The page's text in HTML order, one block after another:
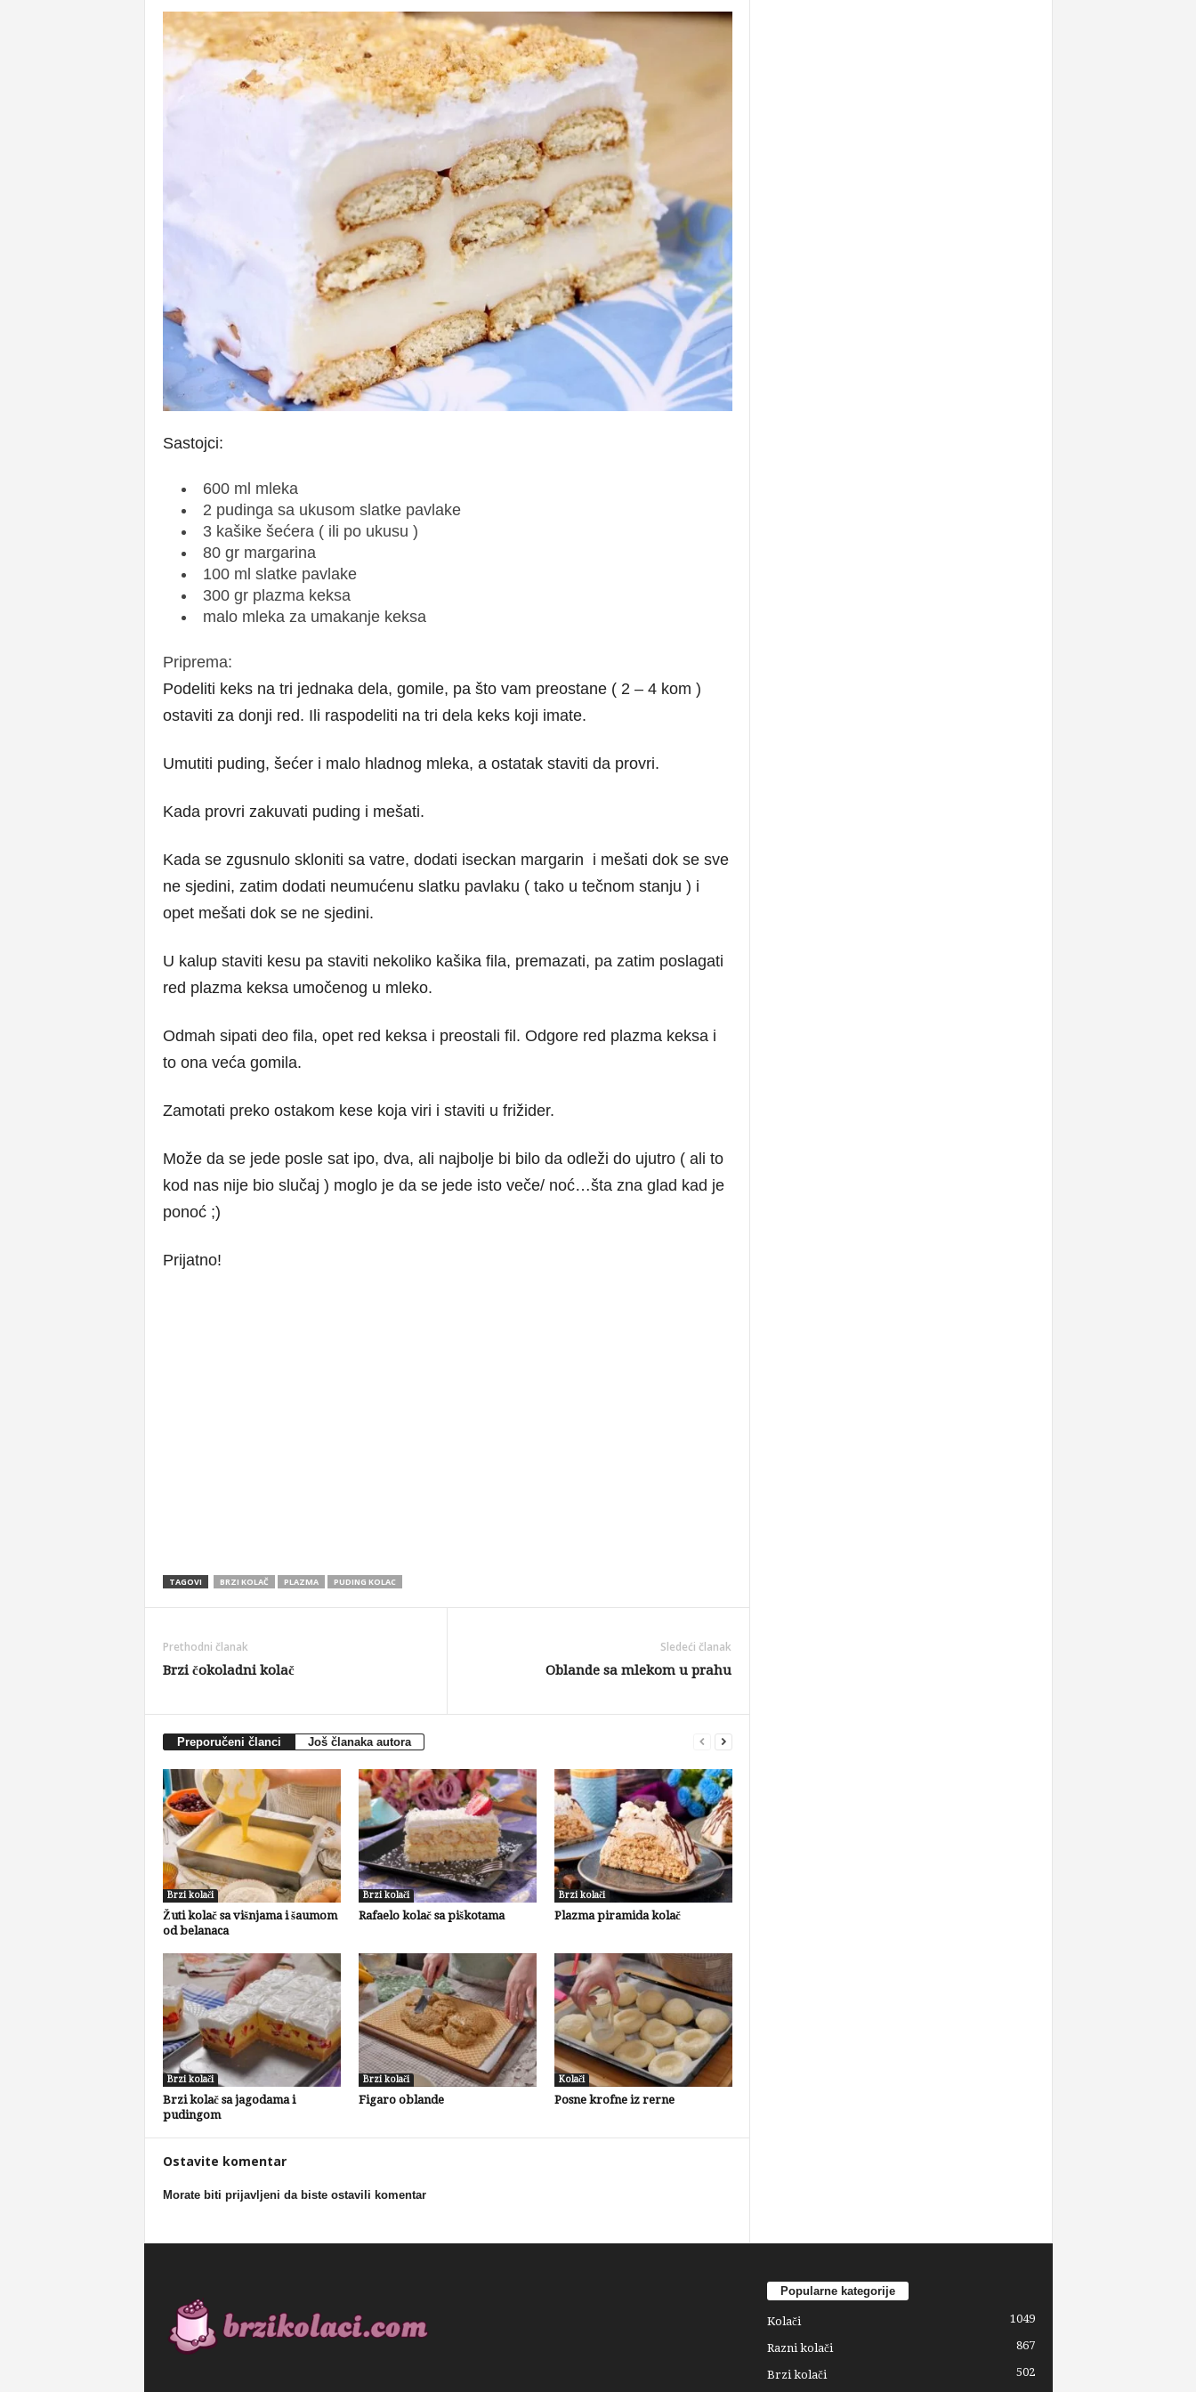
Sastojci:
600 ml mleka
2 pudinga sa ukusom slatke pavlake
3 kašike šećera ( ili po ukusu )
80 gr margarina
100 ml slatke pavlake
300 gr plazma keksa
malo mleka za umakanje keksa
Priprema:
Podeliti keks na tri jednaka dela, gomile, pa što vam preostane ( 2 – 4 kom )
ostaviti za donji red. Ili raspodeliti na tri dela keks koji imate.
Umutiti puding, šećer i malo hladnog mleka, a ostatak staviti da provri.
Kada provri zakuvati puding i mešati.
Kada se zgusnulo skloniti sa vatre, dodati iseckan margarin i mešati dok se sve
ne sjedini, zatim dodati neumućenu slatku pavlaku ( tako u tečnom stanju ) i
opet mešati dok se ne sjedini.
U kalup staviti kesu pa staviti nekoliko kašika fila, premazati, pa zatim poslagati
red plazma keksa umočenog u mleko.
Odmah sipati deo fila, opet red keksa i preostali fil. Odgore red plazma keksa i
to ona veća gomila.
Zamotati preko ostakom kese koja viri i staviti u frižider.
Može da se jede posle sat ipo, dva, ali najbolje bi bilo da odleži do ujutro ( ali to
kod nas nije bio slučaj ) moglo je da se jede isto veče/ noć…šta zna glad kad je
ponoć ;)
Prijatno!
TAGOVI BRZI KOLAČ PLAZMA PUDING KOLAC
Prethodni članak
Brzi čokoladni kolač
Sledeći članak
Oblande sa mlekom u prahu
Preporučeni članci Još članaka autora
Brzi kolači
Žuti kolač sa višnjama i šaumom
od belanaca
Brzi kolači
Rafaelo kolač sa piškotama
Brzi kolači
Plazma piramida kolač
Brzi kolači
Brzi kolač sa jagodama i
pudingom
Brzi kolači
Figaro oblande
Kolači
Posne krofne iz rerne
Ostavite komentar
Morate biti prijavljeni da biste ostavili komentar
Popularne kategorije
Kolači 1049
Razni kolači 867
Brzi kolači
502